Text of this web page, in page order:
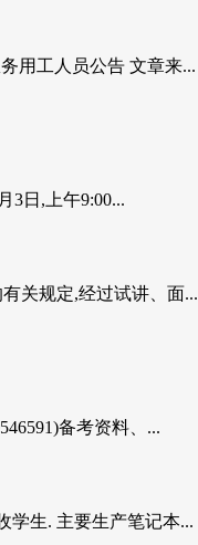
用工人员公告 文章来...
3日,上午9:00...
关规定,经过试讲、面...
备考资料、...
学生. 主要生产笔记本...